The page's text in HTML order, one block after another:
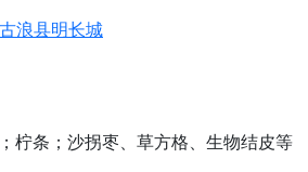
浪县明长城
柠条；沙拐枣、草方格、生物结皮等